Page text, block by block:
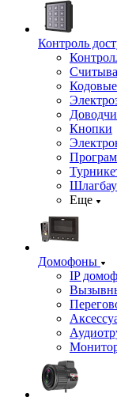
Контроль
Кнопки
Еще
Домофоны
IP